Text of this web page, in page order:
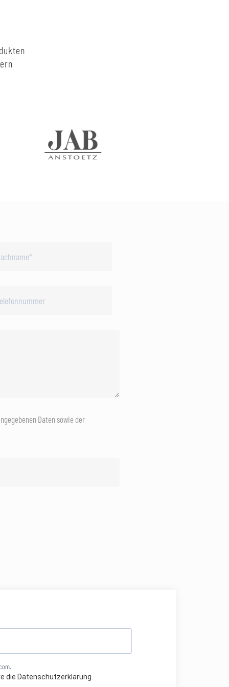
Daten sowie der
die Datenschutzerklärung.